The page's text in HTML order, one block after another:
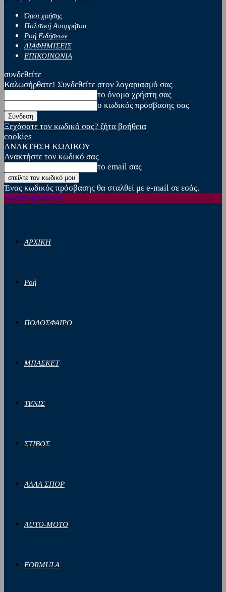
Όροι χρήσης
Πολιτική Απορρήτου
Ροή Ειδήσεων
ΔΙΑΦΗΜΙΣΕΙΣ
ΕΠΙΚΟΙΝΩΝΙΑ
συνδεθείτε
Καλωσήρθατε! Συνδεθείτε στον λογαριασμό σας
το όνομα χρήστη σας
ο κωδικός πρόσβασης σας
Ξεχάσατε τον κωδικό σας? ζήτα βοήθεια
cookies
ΑΝΑΚΤΗΣΗ ΚΩΔΙΚΟΥ
Ανακτήστε τον κωδικό σας
το email σας
Ένας κωδικός πρόσβασης θα σταλθεί με e-mail σε εσάς.
sporting24news
ΑΡΧΙΚΗ
Ροή
ΠΟΔΟΣΦΑΙΡΟ
ΜΠΑΣΚΕΤ
ΤΕΝΙΣ
ΣΤΙΒΟΣ
ΑΛΛΑ ΣΠΟΡ
AUTO-MOTO
FORMULA